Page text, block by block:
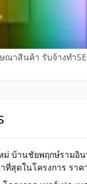
ณาสินค้า รับจ้างทำ
ม่ บ้านชัยพฤกษ์รามอิน
ที่สุดในโครงการ ราค